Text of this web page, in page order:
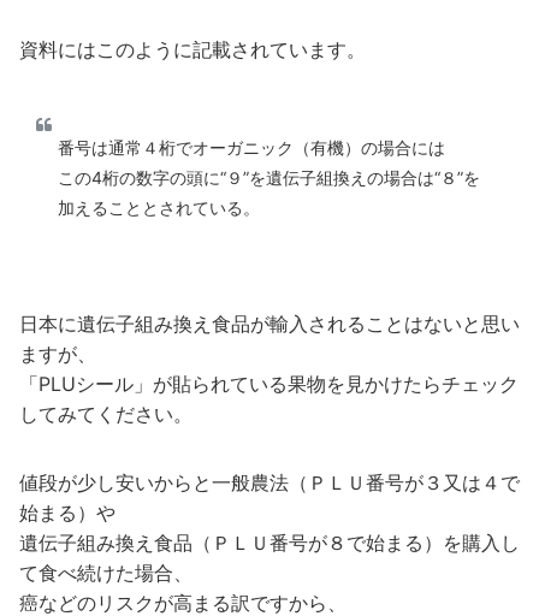
資料にはこのように記載されています。
番号は通常４桁でオーガニック（有機）の場合には
この4桁の数字の頭に“９”を遺伝子組換えの場合は“８”を
加えることとされている。
日本に遺伝子組み換え食品が輸入されることはないと思い
ますが、
「PLUシール」が貼られている果物を見かけたらチェック
してみてください。
値段が少し安いからと一般農法（ＰＬＵ番号が３又は４で
始まる）や
遺伝子組み換え食品（ＰＬＵ番号が８で始まる）を購入し
て食べ続けた場合、
癌などのリスクが高まる訳ですから、